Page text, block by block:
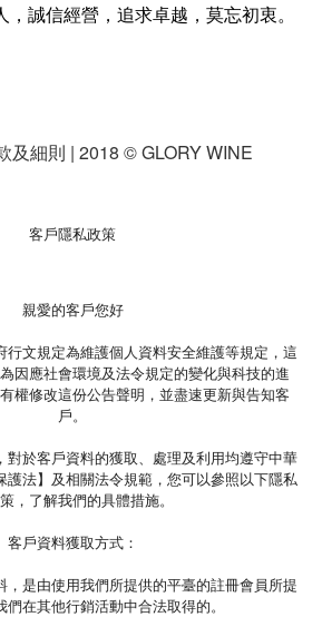
誠信經營，追求卓越，莫忘初衷。
及細則 | 2018 © GLORY WINE
客戶隱私政策
親愛的客戶您好
行文規定為維護個人資料安全維護等規定，這
因應社會環境及法令規定的變化與科技的進
權修改這份公告聲明，並盡速更新與告知客
戶。
對於客戶資料的獲取、處理及利用均遵守中華
護法】及相關法令規範，您可以參照以下隱私
，了解我們的具體措施。
客戶資料獲取方式：
，是由使用我們所提供的平臺的註冊會員所提
們在其他行銷活動中合法取得的。